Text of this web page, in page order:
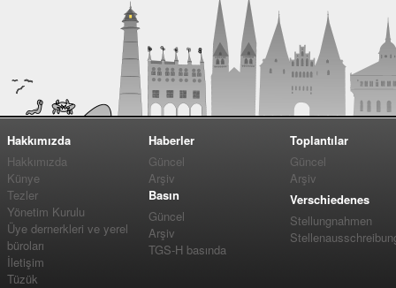
Hakkımızda
Hakkımızda
Künye
Tezler
Yönetim Kurulu
Üye dernerkleri ve yerel
büroları
İletişim
Tüzük
Haberler
Güncel
Arşiv
Basın
Güncel
Arşiv
TGS-H basında
Toplantılar
Güncel
Arşiv
Verschiedenes
Stellungnahmen